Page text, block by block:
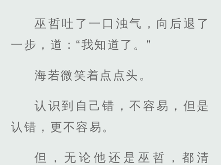
巫哲吐了一口浊气，向后退了
一步，道：“我知道了。”
海若微笑着点点头。
认识到自己错，不容易，但是
认错，更不容易。
但，无论他还是巫哲，都清